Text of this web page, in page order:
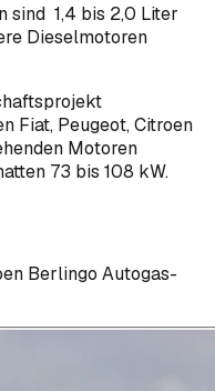
sind 1,4 bis 2,0 Liter
Dieselmotoren
Fiat, Peugeot, Citroen
Motoren
73 bis 108 kW.
Berlingo Autogas-